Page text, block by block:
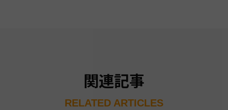
関連記事
RELATED ARTICLES